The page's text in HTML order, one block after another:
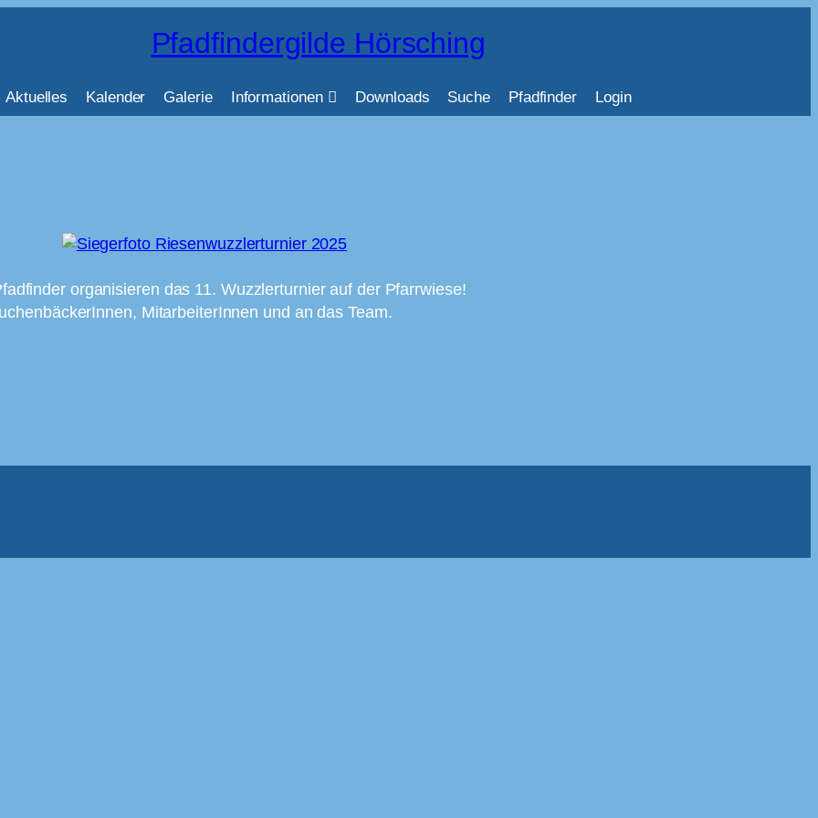
Pfadfindergilde Hörsching
Aktuelles Kalender Galerie Informationen Downloads Suche Pfadfinder Login
organisieren das 11. Wuzzlerturnier auf der Pfarrwiese!
MitarbeiterInnen und an das Team.